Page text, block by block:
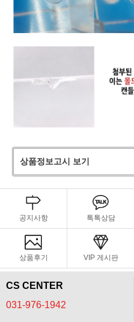
상품정보고시 보기
공지사항 톡톡상담
상품후기 VIP 게시판
CS CENTER
031-976-1942